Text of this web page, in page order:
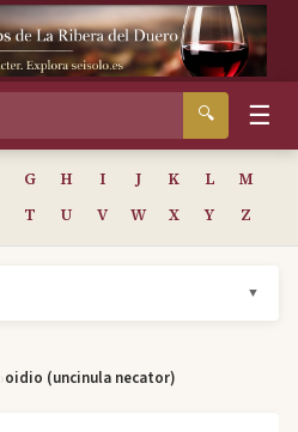
🔍 ☰
G H I J K L
M
T U V W X Y Z
▼
›oidio (uncinula necator)